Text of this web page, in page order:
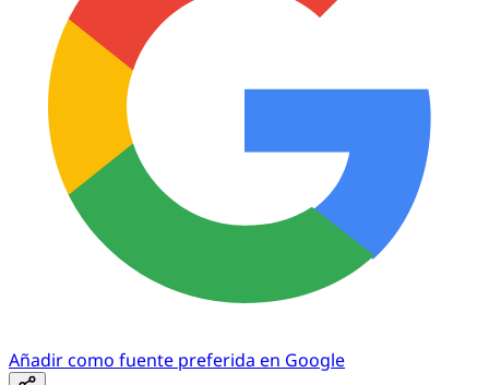
Añadir como fuente preferida en Google